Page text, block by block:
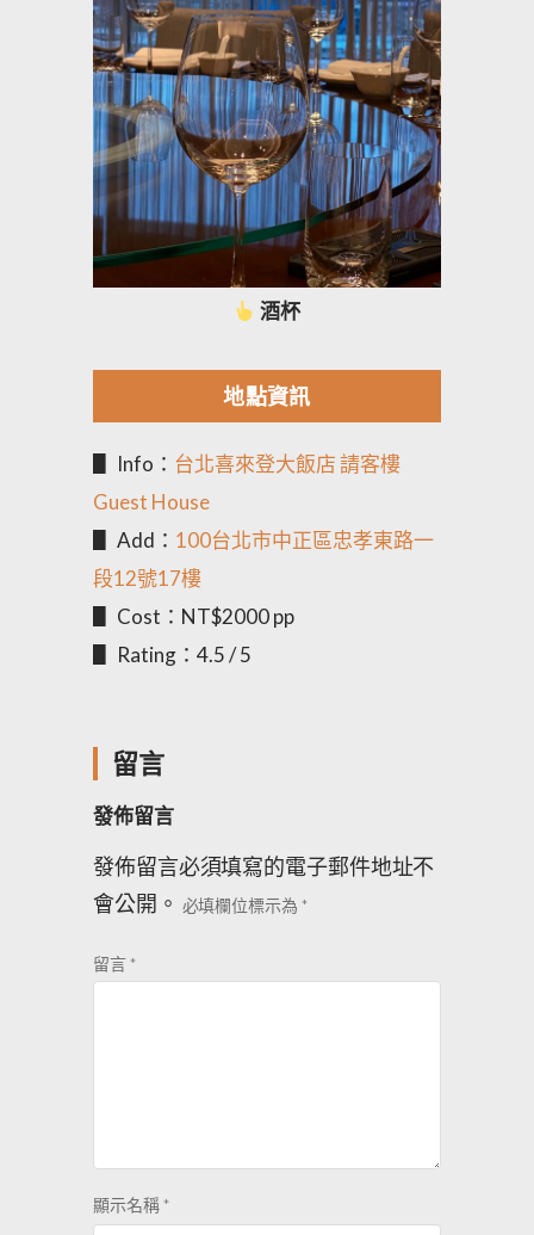
酒杯
地點資訊
▋ Info： 台北喜來登大飯店 請客樓
Guest House
▋ Add： 100台北市中正區忠孝東路一
段12號17樓
▋ Cost：NT$2000 pp
▋ Rating：4.5 / 5
留言
發佈留言
發佈留言必須填寫的電子郵件地址不
會公開。 必填欄位標示為 *
留言*
顯示名稱*